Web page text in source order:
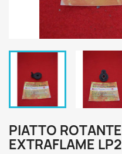
PIATTO
EXTRAFLAME